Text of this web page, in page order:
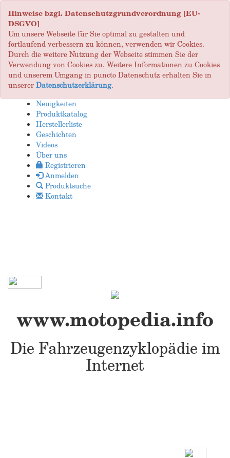
Hinweise bzgl. Datenschutzgrundverordnung [EU-
DSGVO]
Um unsere Webseite für Sie optimal zu gestalten und
fortlaufend verbessern zu können, verwenden wir Cookies.
Durch die weitere Nutzung der Webseite stimmen Sie der
Verwendung von Cookies zu. Weitere Informationen zu Cookies
und unserem Umgang in puncto Datenschutz erhalten Sie in
unsererDatenschutzerklärung.
Neuigkeiten
Produktkatalog
Herstellerliste
Geschichten
Videos
Über uns
Registrieren
Anmelden
Produktsuche
Kontakt
www.motopedia.info
Die Fahrzeugenzyklopädie im
Internet